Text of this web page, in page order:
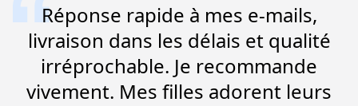
Réponse rapide à mes e-mails,
livraison dans les délais et qualité
irréprochable. Je recommande
vivement. Mes filles adorent leurs